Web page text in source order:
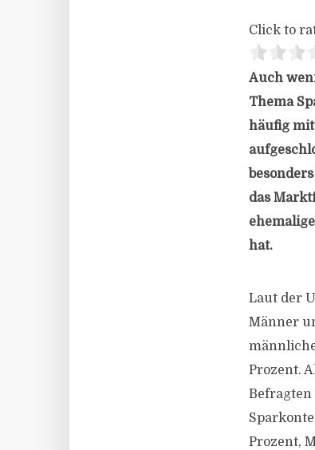
Click to
Auch
Thema
häufig
das
hat.
Laut der
Männer
Prozent.
Befragten
Prozent,